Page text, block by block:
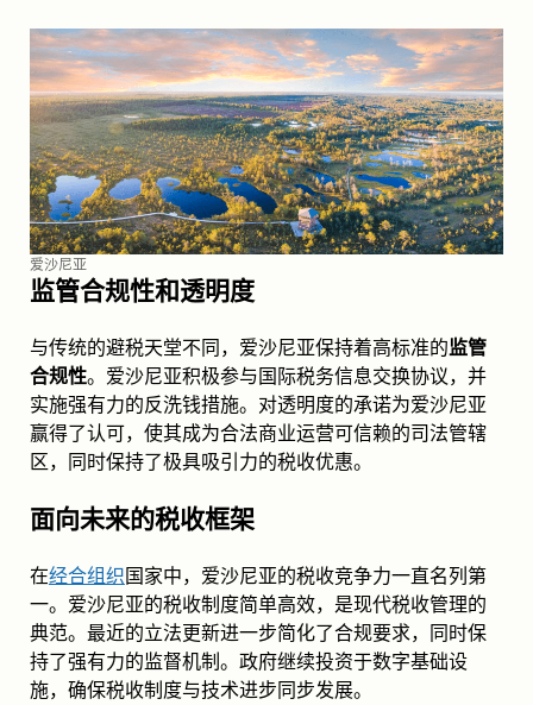
爱沙尼亚
监管合规性和透明度
与传统的避税天堂不同，爱沙尼亚保持着高标准的监管
合规性。爱沙尼亚积极参与国际税务信息交换协议，并
实施强有力的反洗钱措施。对透明度的承诺为爱沙尼亚
赢得了认可，使其成为合法商业运营可信赖的司法管辖
区，同时保持了极具吸引力的税收优惠。
面向未来的税收框架
在经合组织国家中，爱沙尼亚的税收竞争力一直名列第
一。爱沙尼亚的税收制度简单高效，是现代税收管理的
典范。最近的立法更新进一步简化了合规要求，同时保
持了强有力的监督机制。政府继续投资于数字基础设
施，确保税收制度与技术进步同步发展。